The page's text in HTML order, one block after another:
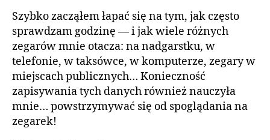
Szybko zacząłem łapać się na tym, jak często
sprawdzam godzinę — i jak wiele różnych
zegarów mnie otacza: na nadgarstku, w
telefonie, w taksówce, w komputerze, zegary w
miejscach publicznych… Konieczność
zapisywania tych danych również nauczyła
mnie… powstrzymywać się od spoglądania na
zegarek!